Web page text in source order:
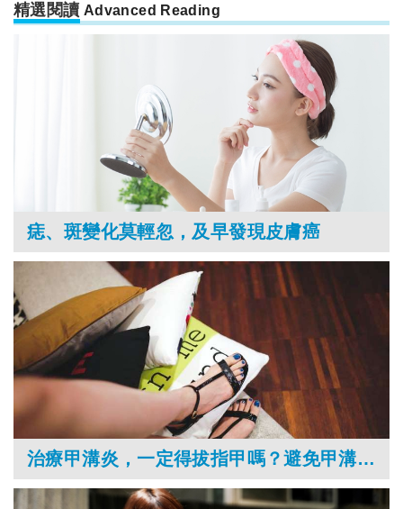
精選閱讀 Advanced Reading
痣、斑變化莫輕忽，及早發現皮膚癌
治療甲溝炎，一定得拔指甲嗎？避免甲溝炎纏身，腳指甲應該修剪成這形狀……